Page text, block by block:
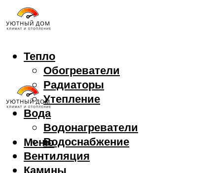
Тепло
Обогреватели
Радиаторы
Утепление
Вода
Водонагреватели
Водоснабжение
Вентиляция
Камины
Меню